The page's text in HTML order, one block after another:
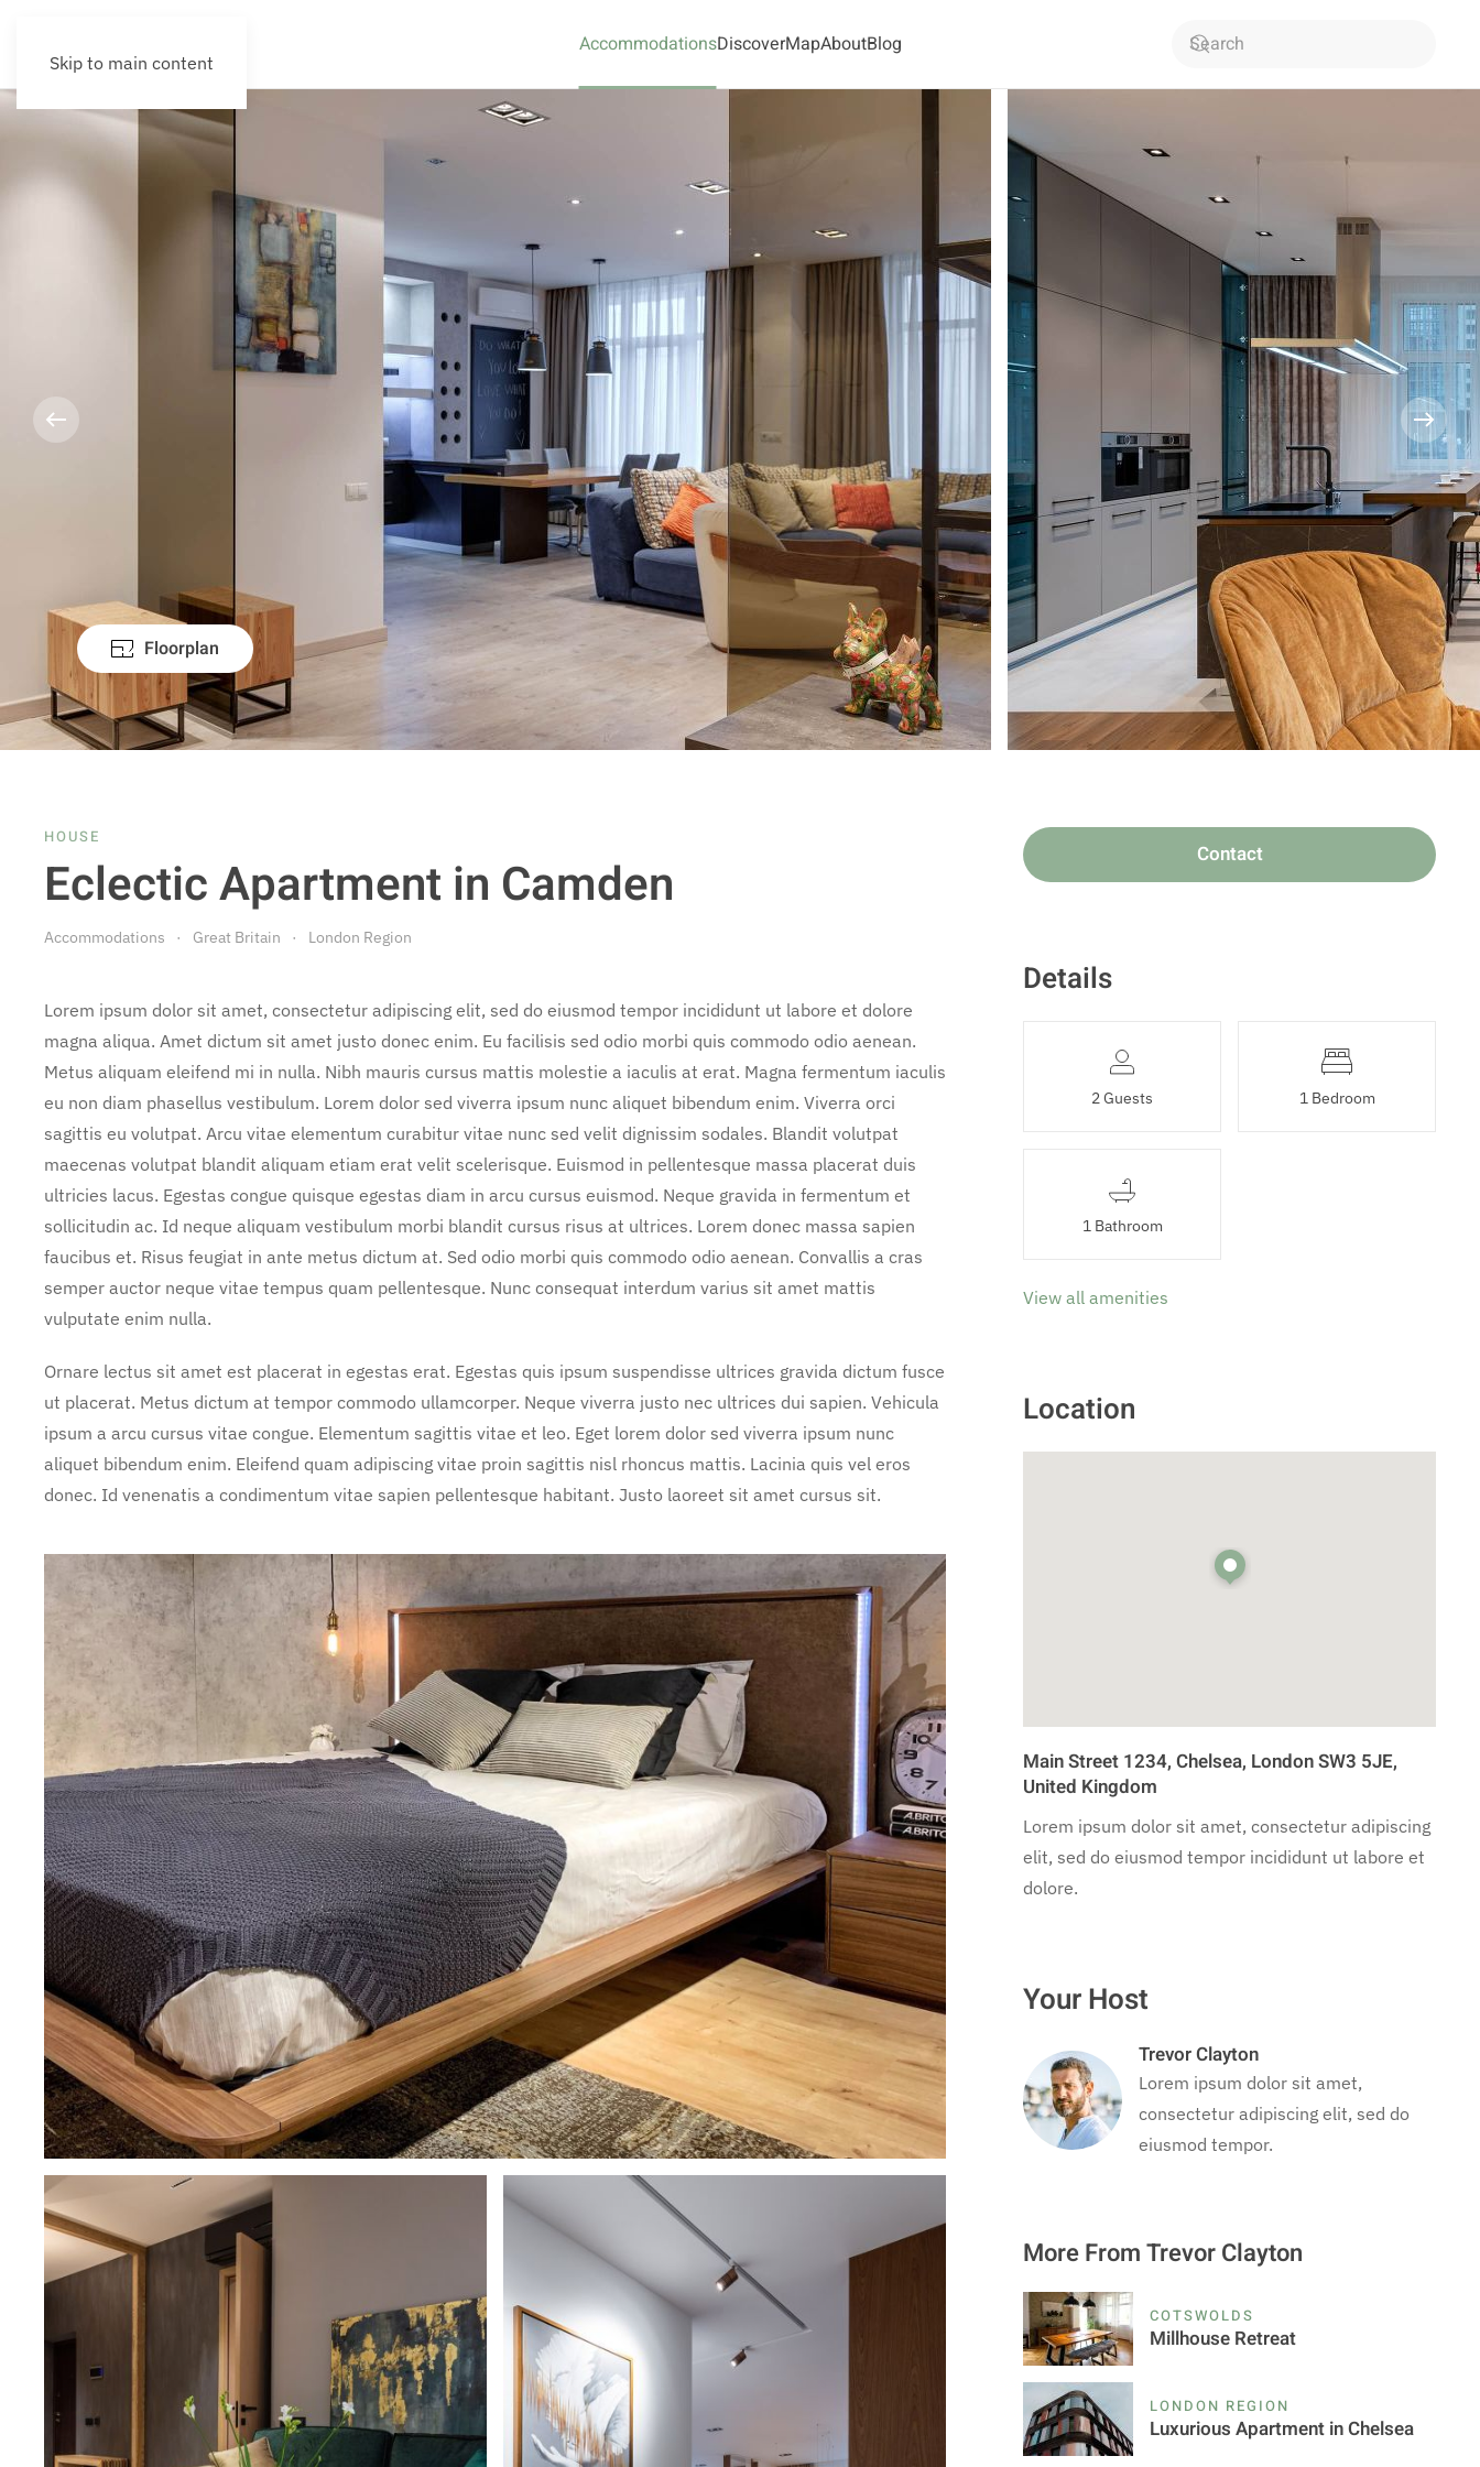
Skip to main content
AccommodationsDiscoverMapAboutBlog
Floorplan
HOUSE
Eclectic Apartment in Camden
Accommodations Great Britain London Region
Lorem ipsum dolor sit amet, consectetur adipiscing elit, sed do eiusmod tempor incididunt ut labore et dolore
magna aliqua. Amet dictum sit amet justo donec enim. Eu facilisis sed odio morbi quis commodo odio aenean.
Metus aliquam eleifend mi in nulla. Nibh mauris cursus mattis molestie a iaculis at erat. Magna fermentum iaculis
eu non diam phasellus vestibulum. Lorem dolor sed viverra ipsum nunc aliquet bibendum enim. Viverra orci
sagittis eu volutpat. Arcu vitae elementum curabitur vitae nunc sed velit dignissim sodales. Blandit volutpat
maecenas volutpat blandit aliquam etiam erat velit scelerisque. Euismod in pellentesque massa placerat duis
ultricies lacus. Egestas congue quisque egestas diam in arcu cursus euismod. Neque gravida in fermentum et
sollicitudin ac. Id neque aliquam vestibulum morbi blandit cursus risus at ultrices. Lorem donec massa sapien
faucibus et. Risus feugiat in ante metus dictum at. Sed odio morbi quis commodo odio aenean. Convallis a cras
semper auctor neque vitae tempus quam pellentesque. Nunc consequat interdum varius sit amet mattis
vulputate enim nulla.
Ornare lectus sit amet est placerat in egestas erat. Egestas quis ipsum suspendisse ultrices gravida dictum fusce
ut placerat. Metus dictum at tempor commodo ullamcorper. Neque viverra justo nec ultrices dui sapien. Vehicula
ipsum a arcu cursus vitae congue. Elementum sagittis vitae et leo. Eget lorem dolor sed viverra ipsum nunc
aliquet bibendum enim. Eleifend quam adipiscing vitae proin sagittis nisl rhoncus mattis. Lacinia quis vel eros
donec. Id venenatis a condimentum vitae sapien pellentesque habitant. Justo laoreet sit amet cursus sit.
Contact
Details
2 Guests 1 Bedroom
1 Bathroom
View all amenities
Location
Main Street 1234, Chelsea, London SW3 5JE,
United Kingdom
Lorem ipsum dolor sit amet, consectetur adipiscing
elit, sed do eiusmod tempor incididunt ut labore et
dolore.
Your Host
Trevor Clayton
Lorem ipsum dolor sit amet,
consectetur adipiscing elit, sed do
eiusmod tempor.
More From Trevor Clayton
COTSWOLDS
Millhouse Retreat
LONDON REGION
Luxurious Apartment in Chelsea